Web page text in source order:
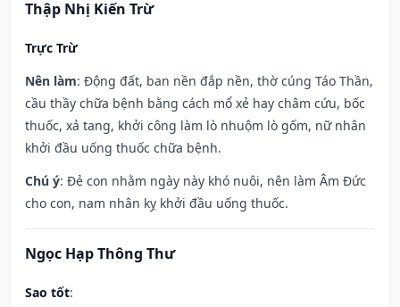
Thập Nhị Kiến Trừ
Trực Trừ
Nên làm: Động đất, ban nền đắp nền, thờ cúng Táo Thần,
cầu thầy chữa bệnh bằng cách mổ xẻ hay châm cứu, bốc
thuốc, xả tang, khởi công làm lò nhuộm lò gốm, nữ nhân
khởi đầu uống thuốc chữa bệnh.
Chú ý: Đẻ con nhằm ngày này khó nuôi, nên làm Âm Đức
cho con, nam nhân kỵ khởi đầu uống thuốc.
Ngọc Hạp Thông Thư
Sao tốt: